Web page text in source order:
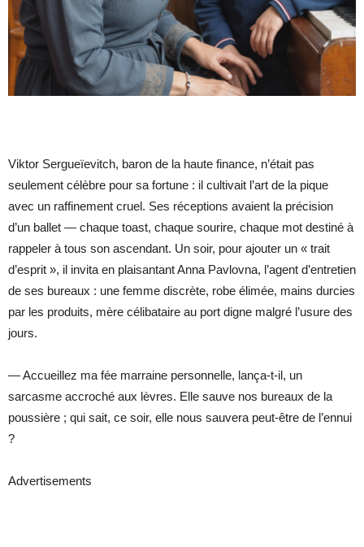
Viktor Sergueïevitch, baron de la haute finance, n’était pas
seulement célèbre pour sa fortune : il cultivait l’art de la pique
avec un raffinement cruel. Ses réceptions avaient la précision
d’un ballet — chaque toast, chaque sourire, chaque mot destiné à
rappeler à tous son ascendant. Un soir, pour ajouter un « trait
d’esprit », il invita en plaisantant Anna Pavlovna, l’agent d’entretien
de ses bureaux : une femme discrète, robe élimée, mains durcies
par les produits, mère célibataire au port digne malgré l’usure des
jours.
— Accueillez ma fée marraine personnelle, lança-t-il, un
sarcasme accroché aux lèvres. Elle sauve nos bureaux de la
poussière ; qui sait, ce soir, elle nous sauvera peut-être de l’ennui
?
Advertisements